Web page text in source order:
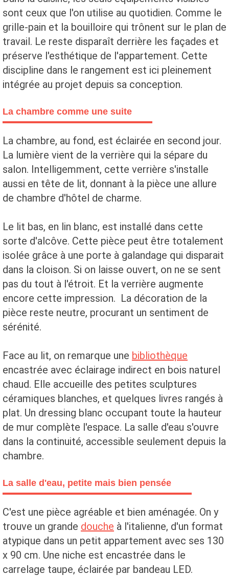
sont ceux que l'on utilise au quotidien. Comme le
grille-pain et la bouilloire qui trônent sur le plan de
travail. Le reste disparaît derrière les façades et
préserve l'esthétique de l'appartement. Cette
discipline dans le rangement est ici pleinement
intégrée au projet depuis sa conception.
La chambre comme une suite
La chambre, au fond, est éclairée en second jour.
La lumière vient de la verrière qui la sépare du
salon. Intelligemment, cette verrière s'installe
aussi en tête de lit, donnant à la pièce une allure
de chambre d'hôtel de charme.
Le lit bas, en lin blanc, est installé dans cette
sorte d'alcôve. Cette pièce peut être totalement
isolée grâce à une porte à galandage qui disparait
dans la cloison. Si on laisse ouvert, on ne se sent
pas du tout à l'étroit. Et la verrière augmente
encore cette impression. La décoration de la
pièce reste neutre, procurant un sentiment de
sérénité.
Face au lit, on remarque une bibliothèque
encastrée avec éclairage indirect en bois naturel
chaud. Elle accueille des petites sculptures
céramiques blanches, et quelques livres rangés à
plat. Un dressing blanc occupant toute la hauteur
de mur complète l'espace. La salle d'eau s'ouvre
dans la continuité, accessible seulement depuis la
chambre.
La salle d'eau, petite mais bien pensée
C'est une pièce agréable et bien aménagée. On y
trouve un grande douche à l'italienne, d'un format
atypique dans un petit appartement avec ses 130
x 90 cm. Une niche est encastrée dans le
carrelage taupe, éclairée par bandeau LED.